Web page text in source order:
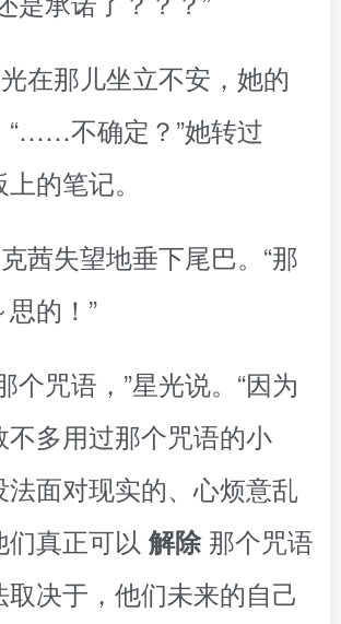
在那儿坐立不安，她的
“……不确定？”她转过
的笔记。
茜失望地垂下尾巴。“那
的！”
个咒语，”星光说。“因为
不多用过那个咒语的小
法面对现实的、心烦意乱
真正可以 解除 那个咒语
决于，他们未来的自己